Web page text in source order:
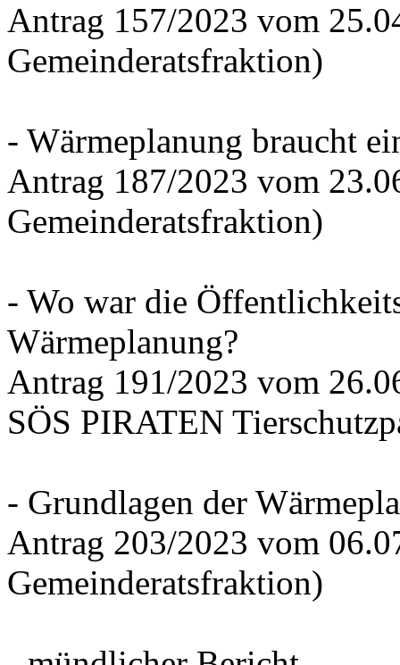
Antrag 157/2023 vom
Gemeinderatsfraktion)
- Wärmeplanung braucht
Antrag 187/2023 vom
Gemeinderatsfraktion)
- Wo war die
Wärmeplanung?
Antrag 191/2023 vom
SÖS PIRATEN
- Grundlagen der
Antrag 203/2023 vom
Gemeinderatsfraktion)